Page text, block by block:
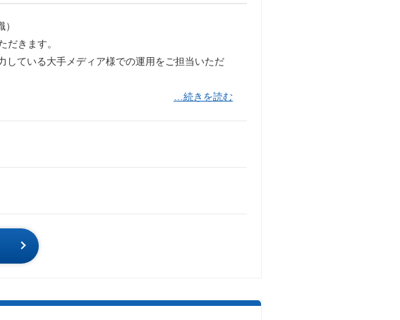
だきます。
ている大手メディア様での運用をご担当いただ
…続きを読む